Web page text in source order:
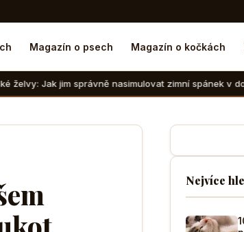
Magazín o psech Magazín o kočkách
nasimulovat zimní spánek v domácích
Nejvíce